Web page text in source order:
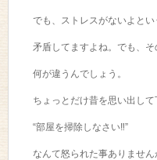
でも、ストレスがないよとい
矛盾してますよね。でも、そ
何が違うんでしょう。
ちょっとだけ昔を思い出して
“部屋を掃除しなさい‼”
なんて怒られた事ありません